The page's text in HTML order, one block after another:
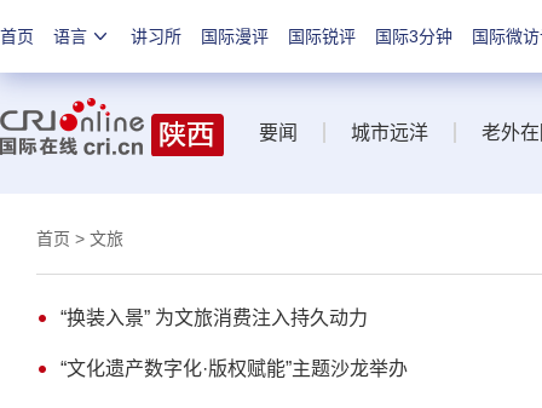
首页 语言 讲习所 国际漫评 国际锐评 国际3分钟 国际微
要闻 城市远洋 老外
首页 > 文旅
“换装入景” 为文旅消费注入持久动力
“文化遗产数字化·版权赋能”主题沙龙举办